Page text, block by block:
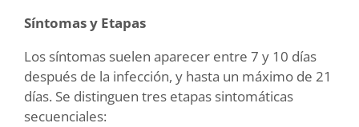
Síntomas y Etapas
Los síntomas suelen aparecer entre 7 y 10 días
después de la infección, y hasta un máximo de 21
días. Se distinguen tres etapas sintomáticas
secuenciales: